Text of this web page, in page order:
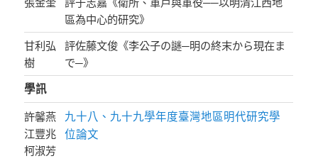
區為中心的研究》
甘利弘
樹
評佐藤文俊《李公子の謎─明の終末から現在ま
で─》
學訊
許馨燕
江豐兆
柯淑芳
九十八、九十九學年度臺灣地區明代研究學
位論文